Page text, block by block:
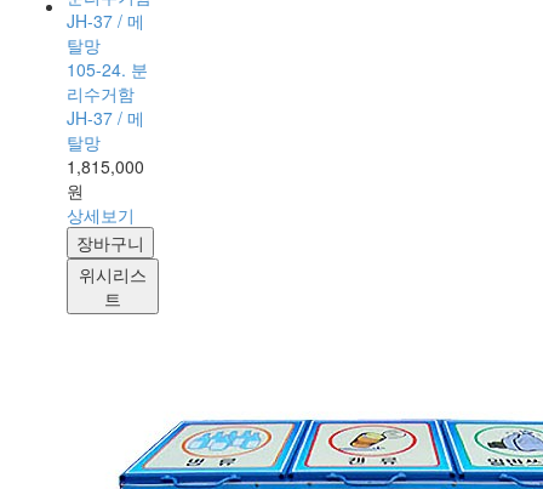
105-24. 분
리수거함
JH-37 / 메
탈망
1,815,000
원
상세보기
장바구니
위시리스
트